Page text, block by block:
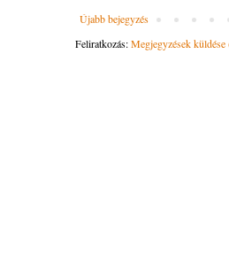
Újabb bejegyzés
Feliratkozás:Megjegyzések